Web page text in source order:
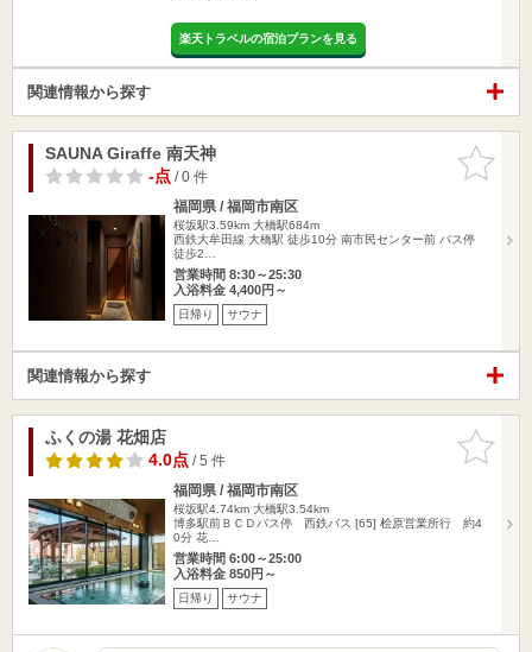
楽天トラベルの宿泊プランを見る
関連情報から探す
お気に入
りに追加
SAUNA Giraffe 南天神
-点/ 0 件
福岡県 / 福岡市南区
桜坂駅3.59km 大橋駅684m
西鉄大牟田線 大橋駅 徒歩10分 南市民センター前 バス停
徒歩2…
営業時間 8:30～25:30
入浴料金 4,400円～
日帰り サウナ
関連情報から探す
お気に入
りに追加
ふくの湯 花畑店
4.0点/ 5 件
福岡県 / 福岡市南区
桜坂駅4.74km 大橋駅3.54km
博多駅前ＢＣＤバス停 西鉄バス [65] 桧原営業所行 約4
0分 花…
営業時間 6:00～25:00
入浴料金 850円～
日帰り サウナ